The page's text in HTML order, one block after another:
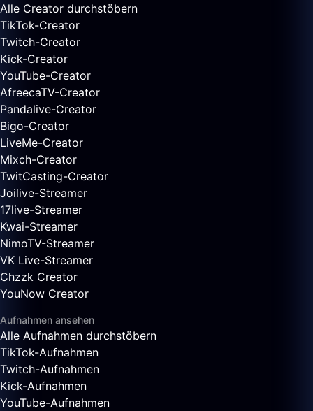
Alle Creator durchstöbern
TikTok-Creator
Twitch-Creator
Kick-Creator
YouTube-Creator
AfreecaTV-Creator
Pandalive-Creator
Bigo-Creator
LiveMe-Creator
Mixch-Creator
TwitCasting-Creator
Joilive-Streamer
17live-Streamer
Kwai-Streamer
NimoTV-Streamer
VK Live-Streamer
Chzzk Creator
YouNow Creator
Aufnahmen ansehen
Alle Aufnahmen durchstöbern
TikTok-Aufnahmen
Twitch-Aufnahmen
Kick-Aufnahmen
YouTube-Aufnahmen